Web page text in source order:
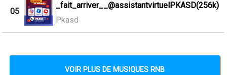
05
_fait_arriver__@assistantvirtuelPKASD(256k)
Pkasd
VOIR PLUS DE MUSIQUES RNB